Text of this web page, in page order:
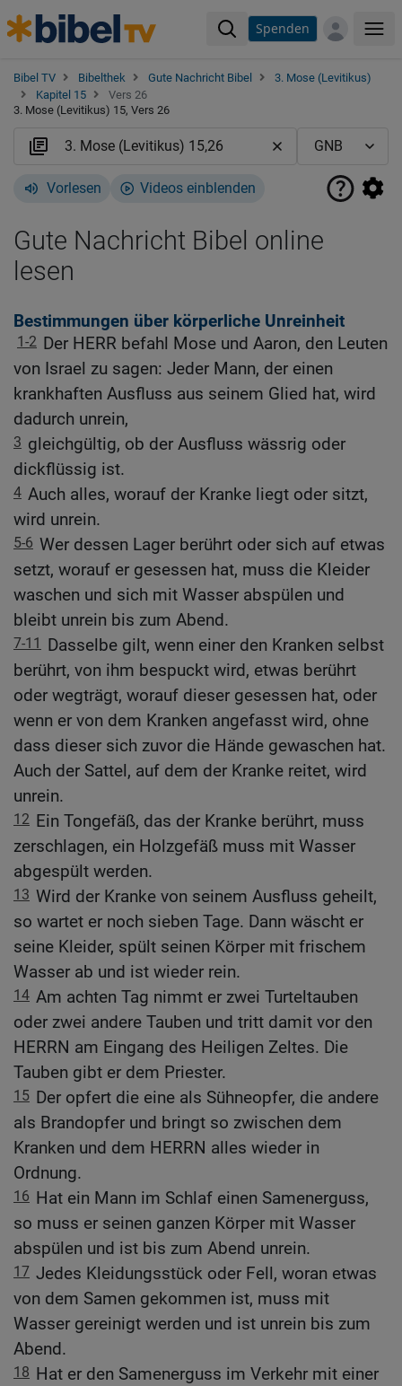
Spenden
Bibel TV Bibelthek Gute Nachricht Bibel
3. Mose (Levitikus)
Kapitel 15
Vers 26
3. Mose (Levitikus) 15, Vers 26
Vorlesen Videos einblenden
Gute Nachricht Bibel online
lesen
Bestimmungen über körperliche Unreinheit
1-2 Der HERR befahl Mose und Aaron, den Leuten
von Israel zu sagen: Jeder Mann, der einen
krankhaften Ausfluss aus seinem Glied hat, wird
dadurch unrein,
3 gleichgültig, ob der Ausfluss wässrig oder
dickflüssig ist.
4 Auch alles, worauf der Kranke liegt oder sitzt,
wird unrein.
5-6 Wer dessen Lager berührt oder sich auf etwas
setzt, worauf er gesessen hat, muss die Kleider
waschen und sich mit Wasser abspülen und
bleibt unrein bis zum Abend.
7-11
Dasselbe gilt, wenn einer den Kranken selbst
berührt, von ihm bespuckt wird, etwas berührt
oder wegträgt, worauf dieser gesessen hat, oder
wenn er von dem Kranken angefasst wird, ohne
dass dieser sich zuvor die Hände gewaschen hat.
Auch der Sattel, auf dem der Kranke reitet, wird
unrein.
12 Ein Tongefäß, das der Kranke berührt, muss
zerschlagen, ein Holzgefäß muss mit Wasser
abgespült werden.
13 Wird der Kranke von seinem Ausfluss geheilt,
so wartet er noch sieben Tage. Dann wäscht er
seine Kleider, spült seinen Körper mit frischem
Wasser ab und ist wieder rein.
14 Am achten Tag nimmt er zwei Turteltauben
oder zwei andere Tauben und tritt damit vor den
HERRN am Eingang des Heiligen Zeltes. Die
Tauben gibt er dem Priester.
15 Der opfert die eine als Sühneopfer, die andere
als Brandopfer und bringt so zwischen dem
Kranken und dem HERRN alles wieder in
Ordnung.
16 Hat ein Mann im Schlaf einen Samenerguss,
so muss er seinen ganzen Körper mit Wasser
abspülen und ist bis zum Abend unrein.
17 Jedes Kleidungsstück oder Fell, woran etwas
von dem Samen gekommen ist, muss mit
Wasser gereinigt werden und ist unrein bis zum
Abend.
18 Hat er den Samenerguss im Verkehr mit einer